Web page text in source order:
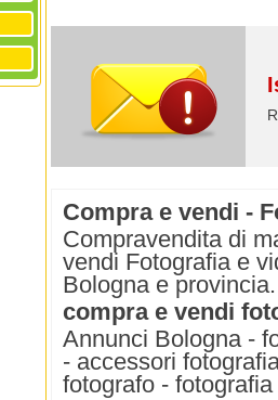
Compra e vendi -
Compravendita di
vendi Fotografia e
Bologna e provincia.
compra e vendi
Annunci Bologna -
- accessori
fotografo -